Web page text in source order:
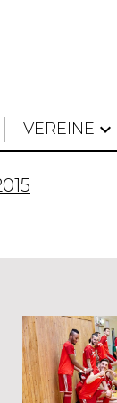
VEREINE keyboard_arrow_down